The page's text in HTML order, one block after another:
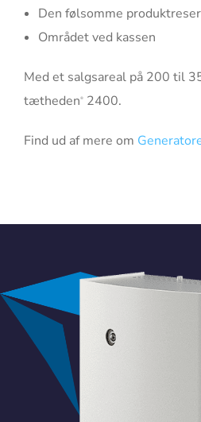
Den følsomme
Området ved kassen
Med et salgsareal på 200 til
tætheden® 2400.
Find ud af mere om